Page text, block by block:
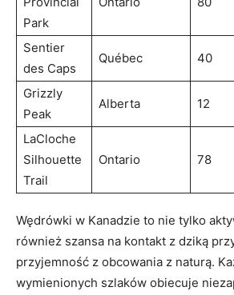
‍Park
Sentier
des Caps
Québec 40
Grizzly
Peak
Alberta 12
LaCloche
Silhouette
⁤Trail
Ontario 78
Wędrówki w Kanadzie to ⁣nie tylko​
również szansa na kontakt z dziką
przyjemność z obcowania z naturą.
wymienionych szlaków obiecuje